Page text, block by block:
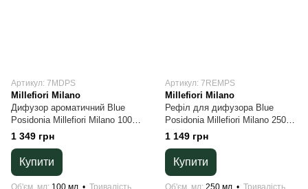
Артикул: 7MDPS
Millefiori Milano
Дифузор ароматичний Blue
Posidonia Millefiori Milano 100
мл
1 349 грн
Купити
Об'єм, мл 100 мл Тривалість
Артикул: 7REMPS
Millefiori Milano
Рефіл для дифузора Blue
Posidonia Millefiori Milano 250
мл
1 149 грн
Купити
Об'єм, мл 250 мл Тривалість